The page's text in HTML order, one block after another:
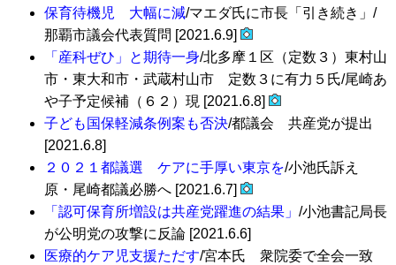
保育待機児 大幅に減/マエダ氏に市長「引き続き」/
那覇市議会代表質問 [2021.6.9]
「産科ぜひ」と期待一身/北多摩１区（定数３）東村山
市・東大和市・武蔵村山市 定数３に有力５氏/尾崎あ
や子予定候補（６２）現 [2021.6.8]
子ども国保軽減条例案も否決/都議会 共産党が提出
[2021.6.8]
２０２１都議選 ケアに手厚い東京を/小池氏訴え
原・尾崎都議必勝へ [2021.6.7]
「認可保育所増設は共産党躍進の結果」 /小池書記局長
が公明党の攻撃に反論 [2021.6.6]
医療的ケア児支援ただす/宮本氏 衆院委で全会一致